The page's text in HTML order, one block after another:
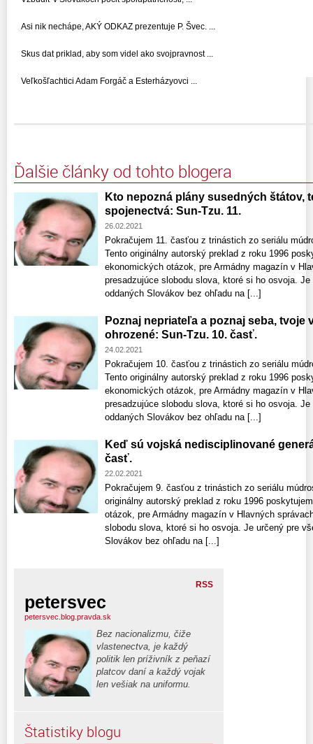
Asi nik nechápe, AKÝ ODKAZ prezentuje P. Švec. ...
Skus dat priklad, aby som videl ako svojpravnost ...
Veľkošľachtici Adam Forgáč a Esterházyovci ...
Ďalšie články od tohto blogera
Kto nepozná plány susedných štátov,
spojenectvá: Sun-Tzu. 11.
26.02.2021
Pokračujem 11. časťou z trinástich zo seriálu
Tento originálny autorský preklad z roku 1996
ekonomických otázok, pre Armádny magazín v
presadzujúce slobodu slova, ktoré si ho osvoja.
oddaných Slovákov bez ohľadu na [...]
Poznaj nepriateľa a poznaj seba,
ohrozené: Sun-Tzu. 10. časť.
24.02.2021
Pokračujem 10. časťou z trinástich zo seriálu
Tento originálny autorský preklad z roku 1996
ekonomických otázok, pre Armádny magazín v
presadzujúce slobodu slova, ktoré si ho osvoja.
oddaných Slovákov bez ohľadu na [...]
Keď sú vojská nedisciplinované
časť.
22.02.2021
Pokračujem 9. časťou z trinástich zo seriálu
originálny autorský preklad z roku 1996
otázok, pre Armádny magazín v Hlavných
slobodu slova, ktoré si ho osvoja. Je určený pre
Slovákov bez ohľadu na [...]
RSS
petersvec
petersvec.blog.pravda.sk
Bez nacionalizmu, čiže
vlastenectva, je každý
politik len príživník z peňazí
platcov daní a každý vojak
len vešiak na uniformu.
Štatistiky blogu